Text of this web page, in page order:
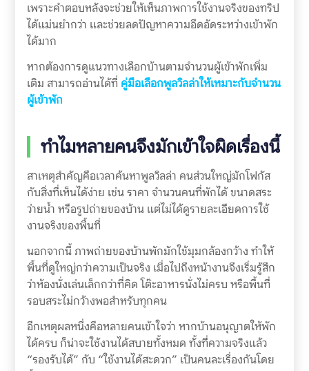
เพราะคำตอบหลังจะช่วยให้เห็นภาพการใช้งานจริงของทริป
ได้แม่นยำกว่า และช่วยลดปัญหาความอึดอัดระหว่างเข้าพัก
ได้มาก
หากต้องการดูแนวทางเลือกบ้านตามจำนวนผู้เข้าพักเพิ่ม
เติม สามารถอ่านได้ที่ คู่มือเลือกพูลวิลล่าให้เหมาะกับจำนวน
ผู้เข้าพัก
ทำไมหลายคนจึงมักเข้าใจผิดเรื่องนี้
สาเหตุสำคัญคือเวลาค้นหาพูลวิลล่า คนส่วนใหญ่มักโฟกัส
กับสิ่งที่เห็นได้ง่าย เช่น ราคา จำนวนคนที่พักได้ ขนาดสระ
ว่ายน้ำ หรือรูปถ่ายของบ้าน แต่ไม่ได้ดูรายละเอียดการใช้
งานจริงของพื้นที่
นอกจากนี้ ภาพถ่ายของบ้านพักมักใช้มุมกล้องกว้าง ทำให้
พื้นที่ดูใหญ่กว่าความเป็นจริง เมื่อไปถึงหน้างานจึงเริ่มรู้สึก
ว่าห้องนั่งเล่นเล็กกว่าที่คิด โต๊ะอาหารนั่งไม่ครบ หรือพื้นที่
รอบสระไม่กว้างพอสำหรับทุกคน
อีกเหตุผลหนึ่งคือหลายคนเข้าใจว่า หากบ้านอนุญาตให้พัก
ได้ครบ ก็น่าจะใช้งานได้สบายทั้งหมด ทั้งที่ความจริงแล้ว
“รองรับได้” กับ “ใช้งานได้สะดวก” เป็นคนละเรื่องกันโดย